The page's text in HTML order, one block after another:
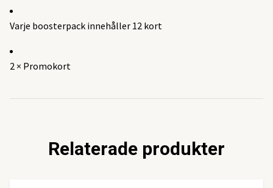
Varje boosterpack innehåller 12 kort
2 × Promokort
Relaterade produkter